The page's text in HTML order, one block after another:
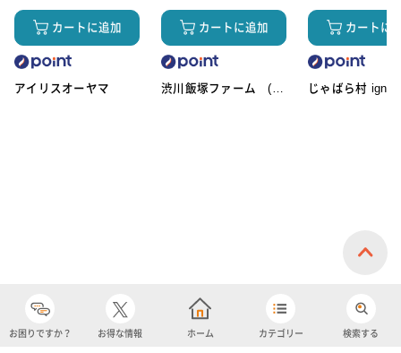
カートに追加
アイリスオーヤマ
カートに追加
渋川飯塚ファーム (ア
カートに
じゃばら村
お困りですか？ お得な情報 ホーム カテゴリー 検索する